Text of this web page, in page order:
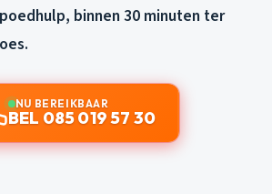
binnen 30 minuten ter
NU BEREIKBAAR
BEL 085 019 57 30